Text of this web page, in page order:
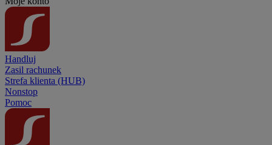
Handluj
Zasil rachunek
Strefa klienta (HUB)
Nonstop
Pomoc